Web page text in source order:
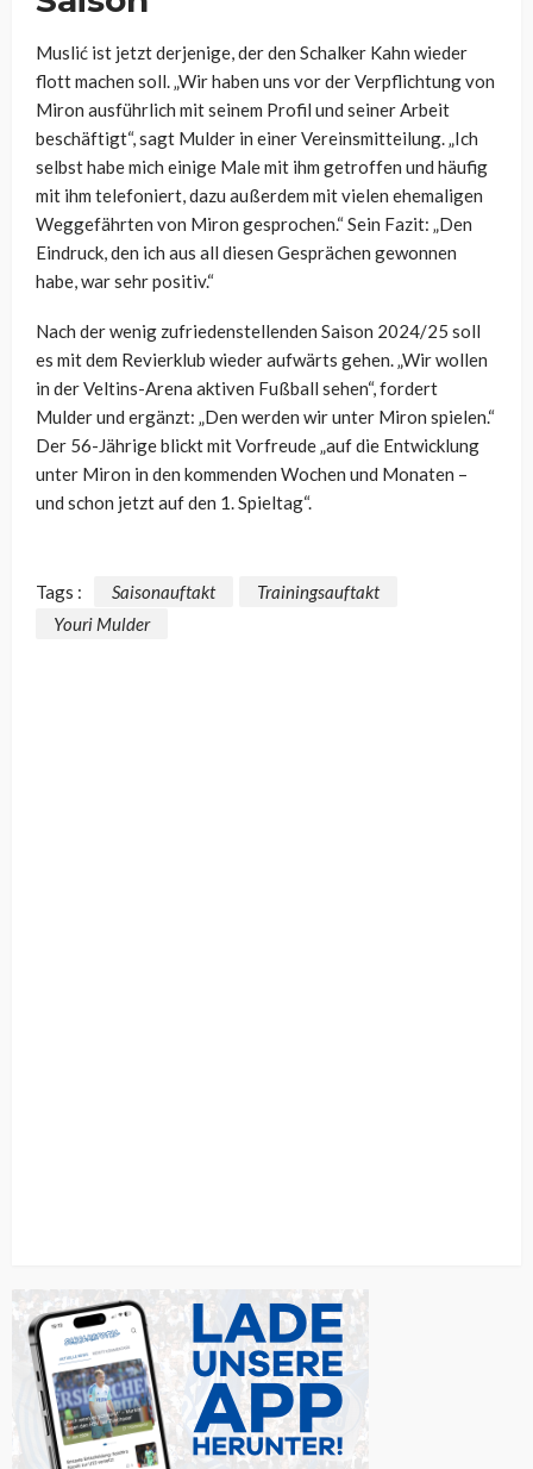
Muslić ist jetzt derjenige, der den Schalker Kahn wieder
flott machen soll. „Wir haben uns vor der Verpflichtung von
Miron ausführlich mit seinem Profil und seiner Arbeit
beschäftigt“, sagt Mulder in einer Vereinsmitteilung. „Ich
selbst habe mich einige Male mit ihm getroffen und häufig
mit ihm telefoniert, dazu außerdem mit vielen ehemaligen
Weggefährten von Miron gesprochen.“ Sein Fazit: „Den
Eindruck, den ich aus all diesen Gesprächen gewonnen
habe, war sehr positiv.“
Nach der wenig zufriedenstellenden Saison 2024/25 soll
es mit dem Revierklub wieder aufwärts gehen. „Wir wollen
in der Veltins-Arena aktiven Fußball sehen“, fordert
Mulder und ergänzt: „Den werden wir unter Miron spielen.“
Der 56-Jährige blickt mit Vorfreude „auf die Entwicklung
unter Miron in den kommenden Wochen und Monaten –
und schon jetzt auf den 1. Spieltag“.
Tags : Saisonauftakt
Trainingsauftakt
Youri Mulder